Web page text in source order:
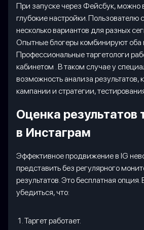
При запуске через Фейсбук, можно
глубокие настройки. Пользователю
несколько вариантов для разных
Опытные блогеры комбинируют оба
Профессиональные таргетологи
кабинетом . В таком случае у
возможность анализа результатов,
кампании и стратегии,
Оценка результатов
в Инстаграм
Эффективное продвижение в IG
представить без регулярного
результатов. Это бесплатная
убедиться, что:
Таргет работает.